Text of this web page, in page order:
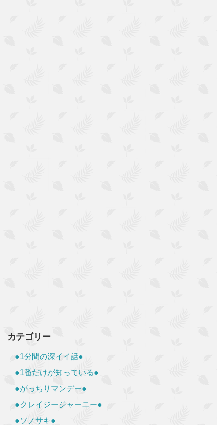
カテゴリー
●1分間の深イイ話●
●1番だけが知っている●
●がっちりマンデー●
●クレイジージャーニー●
●ソノサキ●